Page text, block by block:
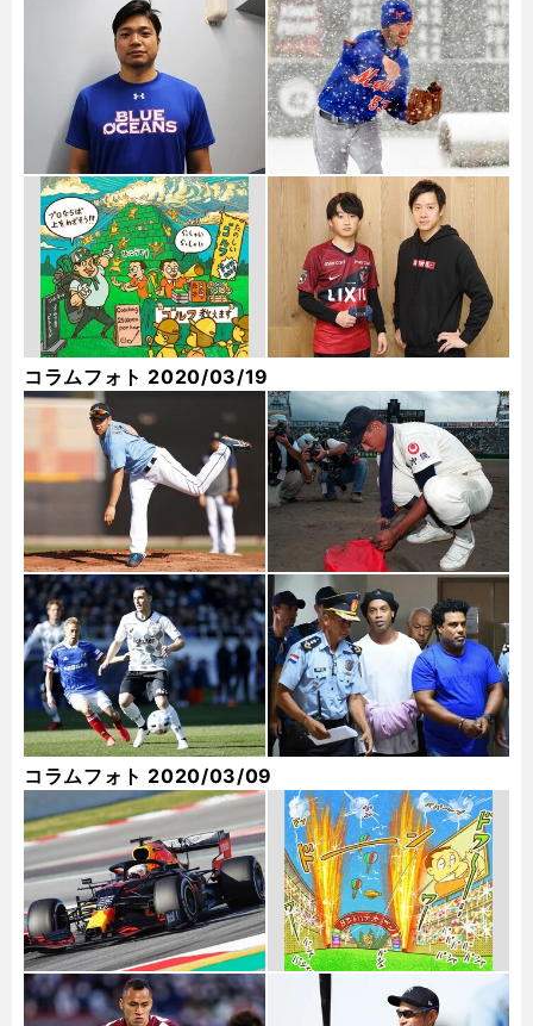
コラムフォト 2020/03/19
コラムフォト 2020/03/09